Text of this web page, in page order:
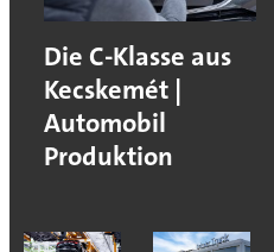
Die C-Klasse aus
Kecskemét |
Automobil
Produktion